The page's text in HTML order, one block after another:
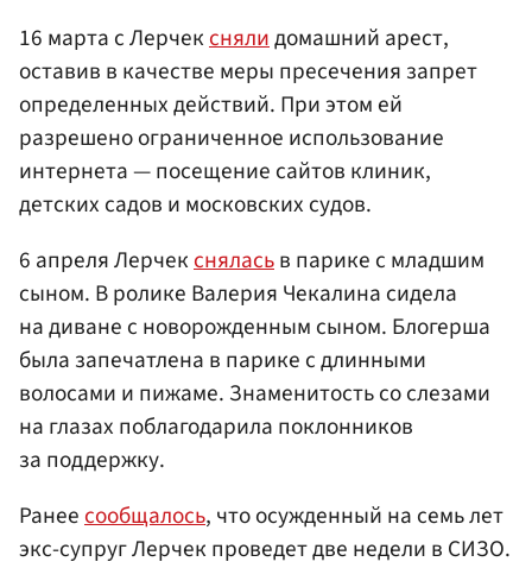
16 марта с Лерчекснялидомашний арест,
оставив в качестве меры пресечения запрет
определенных действий. При этом ей
разрешено ограниченное использование
интернета — посещение сайтов клиник,
детских садов и московских судов.
6 апреля Лерчексняласьв парике с младшим
сыном. В ролике Валерия Чекалина сидела
на диване с новорожденным сыном. Блогерша
была запечатлена в парике с длинными
волосами и пижаме. Знаменитость со слезами
на глазах поблагодарила поклонников
за поддержку.
Ранеесообщалось, что осужденный на семь лет
экс-супруг Лерчек проведет две недели в СИЗО.